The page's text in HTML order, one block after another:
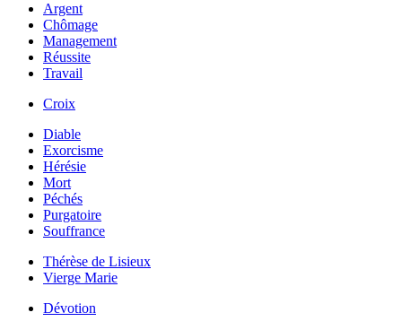
Argent
Chômage
Management
Réussite
Travail
Croix
Diable
Exorcisme
Hérésie
Mort
Péchés
Purgatoire
Souffrance
Thérèse de Lisieux
Vierge Marie
Dévotion